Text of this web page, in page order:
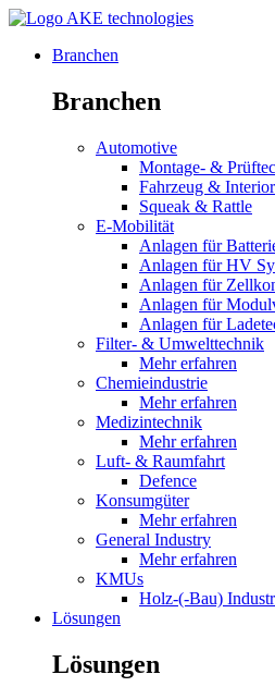
Branchen
Branchen
Automotive
Montage- &
Fahrzeug & Interior
Squeak & Rattle
E-Mobilität
Anlagen für
Anlagen für HV
Anlagen für
Anlagen für
Anlagen für
Filter- & Umwelttechnik
Mehr erfahren
Chemieindustrie
Mehr erfahren
Medizintechnik
Mehr erfahren
Luft- & Raumfahrt
Defence
Konsumgüter
Mehr erfahren
General Industry
Mehr erfahren
KMUs
Holz-(-Bau)
Lösungen
Lösungen